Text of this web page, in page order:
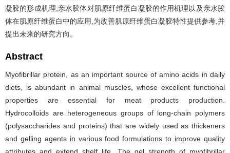
凝胶的形成机理,亲水胶体对肌原纤维蛋白凝胶的作用机理以及亲水胶
体在肌原纤维蛋白中的应用,为改善肌原纤维蛋白凝胶特性提供参考,并
提出未来的研究方向。
Abstract
Myofibrillar protein, as an important source of amino acids in daily
diets, is abundant in animal muscles, whose excellent functional
properties are essential for meat products production.
Hydrocolloids are heterogeneous groups of long-chain polymers
(polysaccharides and proteins) that are widely used as thickeners
and gelling agents in various food formulations to improve quality